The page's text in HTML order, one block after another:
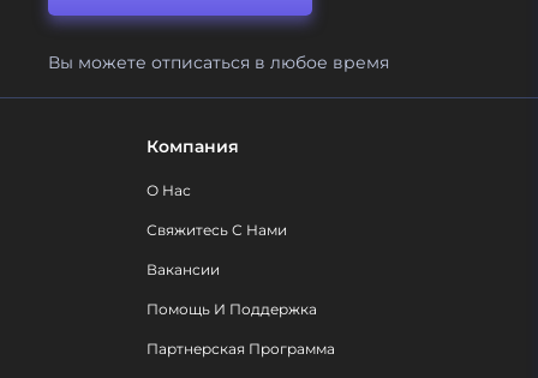
Вы можете отписаться в любое время
Компания
О Нас
Свяжитесь С Нами
Вакансии
Помощь И Поддержка
Партнерская Программа